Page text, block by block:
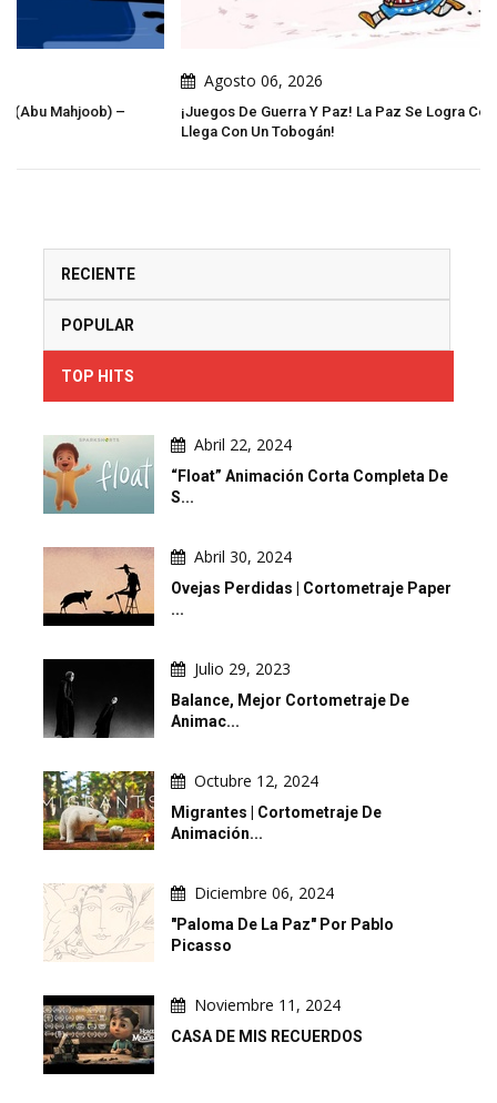
Agosto 06, 2026
¡Juegos De Guerra Y Paz! La Paz Se Logra Con Pasos. ¡La Guerra
Llega Con Un Tobogán!
RECIENTE
POPULAR
TOP HITS
Abril 22, 2024
“Float” Animación Corta Completa De
S...
Abril 30, 2024
Ovejas Perdidas | Cortometraje Paper
...
Julio 29, 2023
Balance, Mejor Cortometraje De
Animac...
Octubre 12, 2024
Migrantes | Cortometraje De
Animación...
Diciembre 06, 2024
"Paloma De La Paz" Por Pablo
Picasso
Noviembre 11, 2024
CASA DE MIS RECUERDOS